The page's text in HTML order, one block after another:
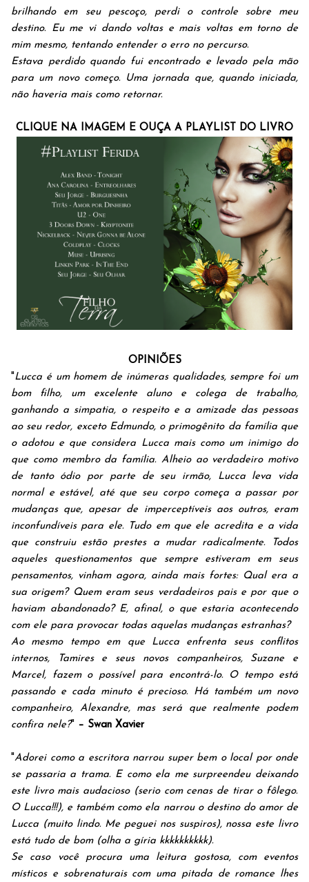
brilhando em seu pescoço, perdi o controle sobre meu
destino. Eu me vi dando voltas e mais voltas em torno de
mim mesmo, tentando entender o erro no percurso.
Estava perdido quando fui encontrado e levado pela mão
para um novo começo. Uma jornada que, quando iniciada,
não haveria mais como retornar.
CLIQUE NA IMAGEM E OUÇA A PLAYLIST DO LIVRO
OPINIÕES
"Lucca é um homem de inúmeras qualidades, sempre foi um
bom filho, um excelente aluno e colega de trabalho,
ganhando a simpatia, o respeito e a amizade das pessoas
ao seu redor, exceto Edmundo, o primogênito da família que
o adotou e que considera Lucca mais como um inimigo do
que como membro da família. Alheio ao verdadeiro motivo
de tanto ódio por parte de seu irmão, Lucca leva vida
normal e estável, até que seu corpo começa a passar por
mudanças que, apesar de imperceptíveis aos outros, eram
inconfundíveis para ele. Tudo em que ele acredita e a vida
que construiu estão prestes a mudar radicalmente. Todos
aqueles questionamentos que sempre estiveram em seus
pensamentos, vinham agora, ainda mais fortes: Qual era a
sua origem? Quem eram seus verdadeiros pais e por que o
haviam abandonado? E, afinal, o que estaria acontecendo
com ele para provocar todas aquelas mudanças estranhas?
Ao mesmo tempo em que Lucca enfrenta seus conflitos
internos, Tamires e seus novos companheiros, Suzane e
Marcel, fazem o possível para encontrá-lo. O tempo está
passando e cada minuto é precioso. Há também um novo
companheiro, Alexandre, mas será que realmente podem
confira nele?" – Swan Xavier
"Adorei como a escritora narrou super bem o local por onde
se passaria a trama. E como ela me surpreendeu deixando
este livro mais audacioso (serio com cenas de tirar o fôlego.
O Lucca!!!), e também como ela narrou o destino do amor de
Lucca (muito lindo. Me peguei nos suspiros), nossa este livro
está tudo de bom (olha a gíria kkkkkkkkkk).
Se caso você procura uma leitura gostosa, com eventos
místicos e sobrenaturais com uma pitada de romance lhes